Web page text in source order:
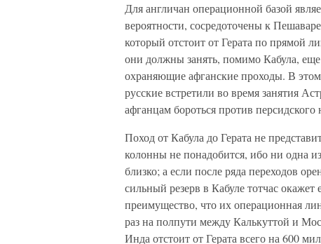
Для англичан операционной базой
вероятности, сосредоточены к
который отстоит от Герата по прямой
они должны занять, помимо Кабула,
охраняющие афганские проходы. В
русские встретили во время занятия
афганцам бороться против персидского
Поход от Кабула до Герата не
колонны не понадобится, ибо ни одна
близко; а если после ряда переходов
сильный резерв в Кабуле тотчас
преимущество, что их операционная
раз на полпути между Калькуттой и
Инда отстоит от Герата всего на 600